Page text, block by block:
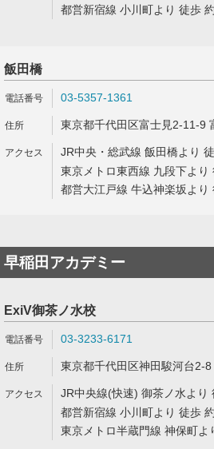
都営新宿線 小川町より 徒歩
飯田橋
03-5357-1361
東京都千代田区富士見2-11-9
JR中央・総武線 飯田橋より
東京メトロ東西線 九段下より
都営大江戸線 牛込神楽坂より
早稲田アカデミー
ExiV御茶ノ水校
03-3233-6171
東京都千代田区神田駿河台2-8
JR中央線(快速) 御茶ノ水より
都営新宿線 小川町より 徒歩
東京メトロ半蔵門線 神保町よ